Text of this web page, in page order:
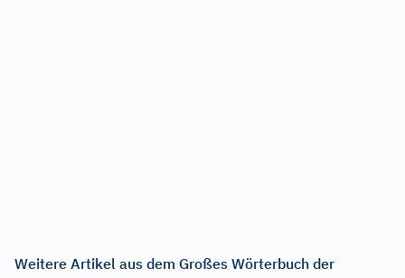
Weitere Artikel aus dem Großes Wörterbuch der